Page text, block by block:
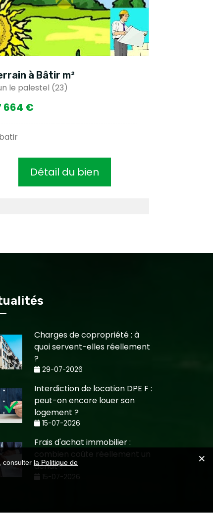
à Bâtir m²
le palestel (23)
664 €
Détail du bien
Charges de copropriété : à
quoi servent-elles réellement
?
29-07-2026
Interdiction de location DPE F :
peut-on encore louer son
logement ?
15-07-2026
Frais d'achat immobilier :
combien coûte réellement un
achat ?
15-07-2026
consulter la Politique de